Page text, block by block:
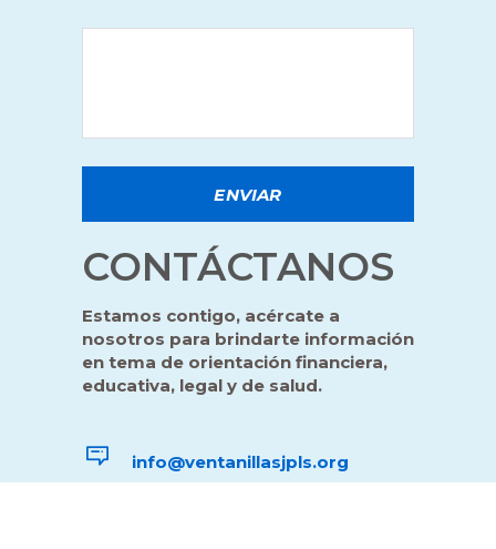
CONTÁCTANOS
Estamos contigo, acércate a
nosotros para brindarte información
en tema de orientación financiera,
educativa, legal y de salud.
info@ventanillasjpls.org